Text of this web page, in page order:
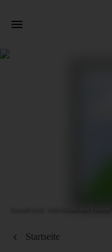
Startseite